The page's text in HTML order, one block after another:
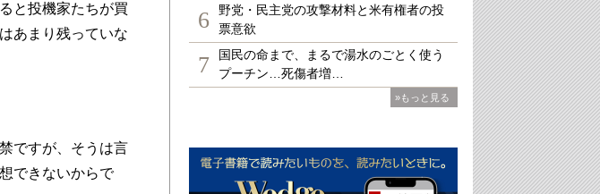
と投機家たちが買
あまり残っていな
ですが、そうは言
できないからで
6
野党・民主党の攻撃材料と米有権者の投
票意欲
7
国民の命まで、まるで湯水のごとく使う
プーチン…死傷者増…
»もっと見る